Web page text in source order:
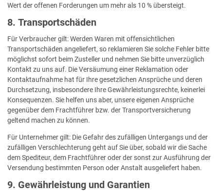
Wert der offenen Forderungen um mehr als 10 % übersteigt.
8. Transportschäden
Für Verbraucher gilt: Werden Waren mit offensichtlichen
Transportschäden angeliefert, so reklamieren Sie solche Fehler bitte
möglichst sofort beim Zusteller und nehmen Sie bitte unverzüglich
Kontakt zu uns auf. Die Versäumung einer Reklamation oder
Kontaktaufnahme hat für Ihre gesetzlichen Ansprüche und deren
Durchsetzung, insbesondere Ihre Gewährleistungsrechte, keinerlei
Konsequenzen. Sie helfen uns aber, unsere eigenen Ansprüche
gegenüber dem Frachtführer bzw. der Transportversicherung
geltend machen zu können.
Für Unternehmer gilt: Die Gefahr des zufälligen Untergangs und der
zufälligen Verschlechterung geht auf Sie über, sobald wir die Sache
dem Spediteur, dem Frachtführer oder der sonst zur Ausführung der
Versendung bestimmten Person oder Anstalt ausgeliefert haben.
9. Gewährleistung und Garantien